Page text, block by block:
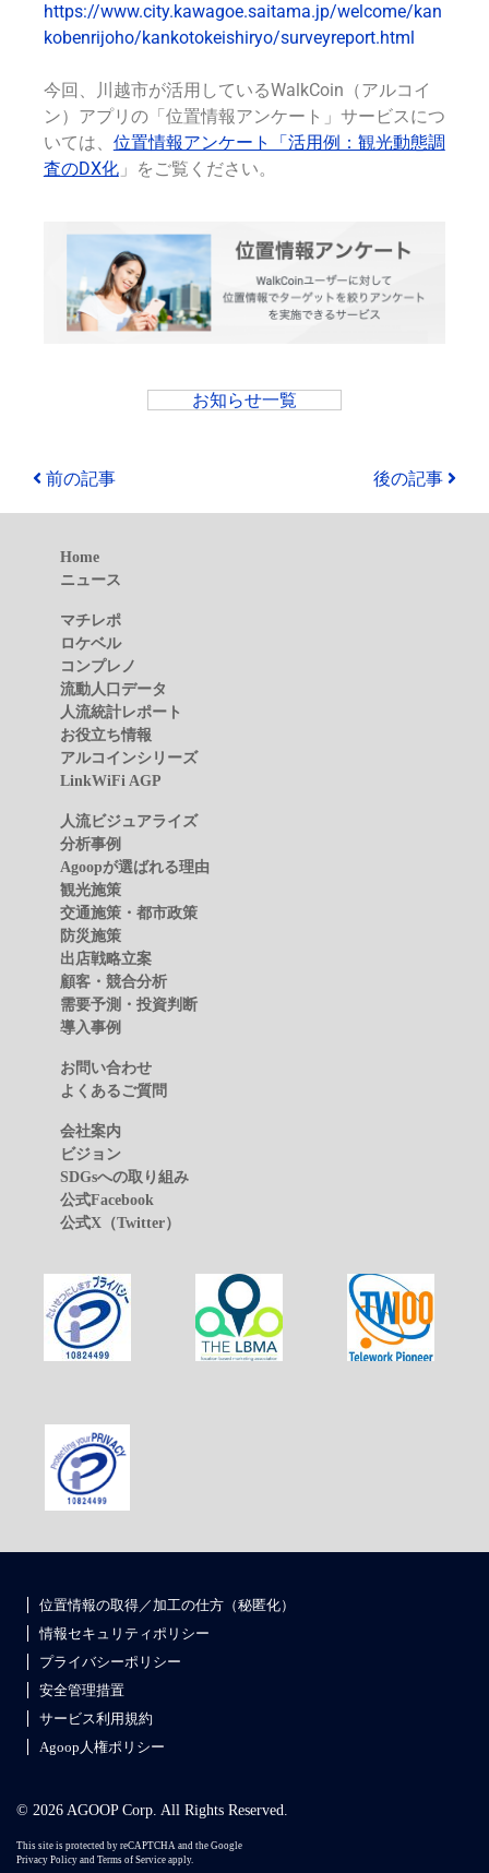
https://www.city.kawagoe.saitama.jp/welcome/kan
kobenrijoho/kankotokeishiryo/surveyreport.html
今回、川越市が活用しているWalkCoin（アルコイ
ン）アプリの「位置情報アンケート」サービスにつ
いては、 位置情報アンケート「活用例：観光動態調
査のDX化」をご覧ください。
お知らせ一覧
前の記事 後の記事
Home
ニュース
マチレポ
ロケベル
コンプレノ
流動人口データ
人流統計レポート
お役立ち情報
アルコインシリーズ
LinkWiFi AGP
人流ビジュアライズ
分析事例
Agoopが選ばれる理由
観光施策
交通施策・都市政策
防災施策
出店戦略立案
顧客・競合分析
需要予測・投資判断
導入事例
お問い合わせ
よくあるご質問
会社案内
ビジョン
SDGsへの取り組み
公式Facebook
公式X（Twitter）
位置情報の取得／加工の仕方（秘匿化）
情報セキュリティポリシー
プライバシーポリシー
安全管理措置
サービス利用規約
Agoop人権ポリシー
© 2026 AGOOP Corp. All Rights Reserved.
This site is protected by reCAPTCHA and the Google
Privacy Policy and Terms of Service apply.